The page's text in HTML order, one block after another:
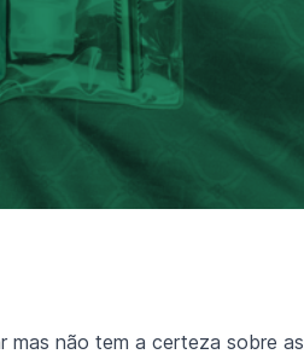
mas não tem a certeza sobre as